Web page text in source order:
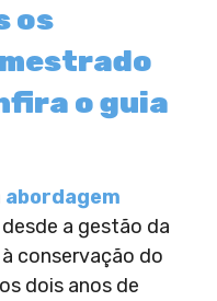
os
o guia
abordagem
a gestão da
conservação do
dois anos de